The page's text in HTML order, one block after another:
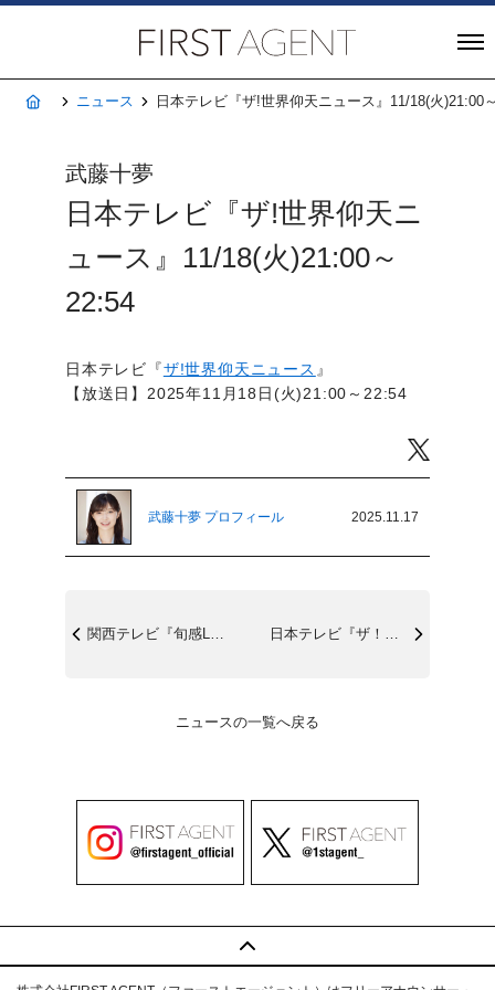
ホームニュース 日本テレビ『ザ!世界仰天ニュース』11/18(火)21:00
武藤十夢
日本テレビ『ザ!世界仰天ニ
ュース』11/18(火)21:00～
22:54
日本テレビ『ザ!世界仰天ニュース 』
【放送日】2025年11月18日(火)21:00～22:54
武藤十夢 プロフィール 2025.11.17
関西テレビ『旬感LIVE とれたてっ!』... 日本テレビ『ザ！世界仰天ニュース』11/...
ニュースの一覧へ戻る